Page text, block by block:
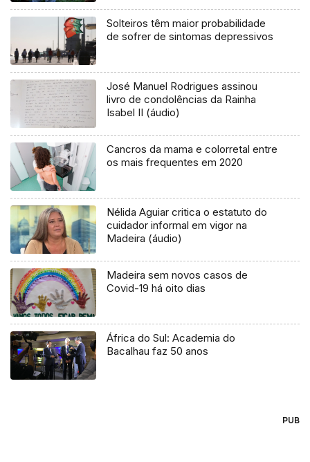
Solteiros têm maior probabilidade
de sofrer de sintomas depressivos
José Manuel Rodrigues assinou
livro de condolências da Rainha
Isabel II (áudio)
Cancros da mama e colorretal entre
os mais frequentes em 2020
Nélida Aguiar critica o estatuto do
cuidador informal em vigor na
Madeira (áudio)
Madeira sem novos casos de
Covid-19 há oito dias
África do Sul: Academia do
Bacalhau faz 50 anos
PUB